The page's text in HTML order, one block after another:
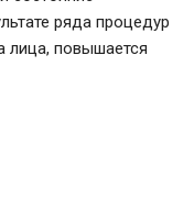
ряда процедур
лица, повышается